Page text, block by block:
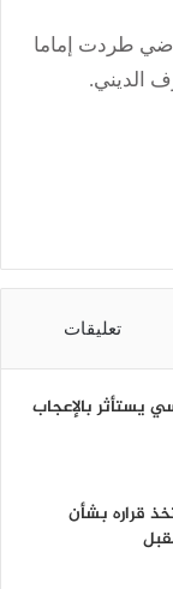
طردت إماما
الديني.
تعليقات
يستأثر بالإعجاب
قراره بشأن